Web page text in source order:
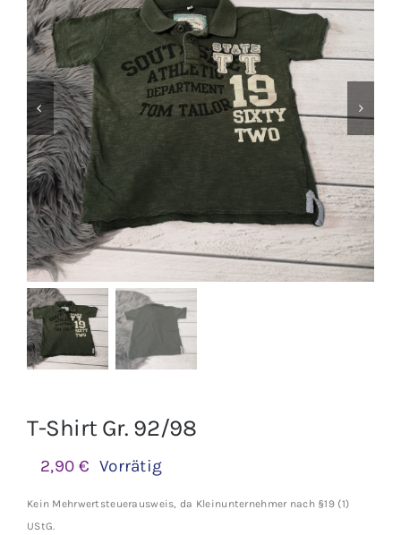
Jungen
Mädchen
Accesoires
Schuhe / Socken
Spielzeug
Babyausstattung
Krims Krams
T-Shirt Gr. 92/98
2,90€ Vorrätig
Kein Mehrwertsteuerausweis, da Kleinunternehmer nach §19 (1)
UStG.